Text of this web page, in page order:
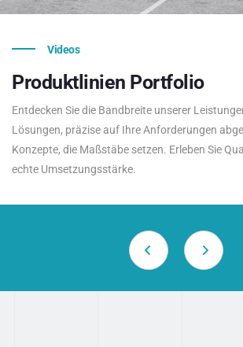
Videos
Produktlinien Portfolio
Entdecken Sie die Bandbreite unserer
Lösungen, präzise auf Ihre Anforderungen
Konzepte, die Maßstäbe setzen. Erleben Sie
echte Umsetzungsstärke.